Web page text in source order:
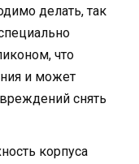
делать, так
что
и может
снять
корпуса